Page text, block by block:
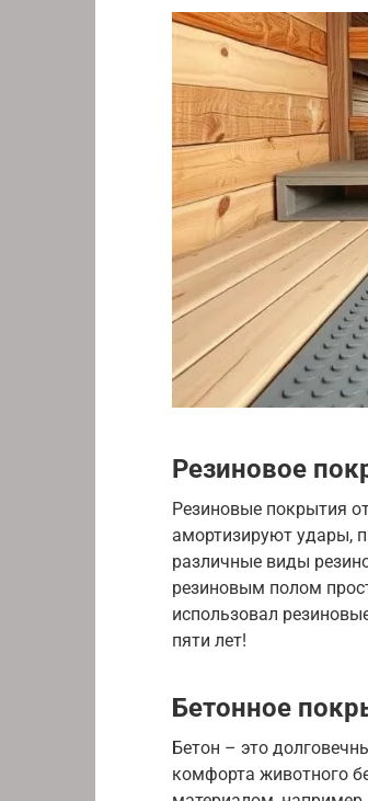
Резиновое
Резиновые покрытия
амортизируют удары,
различные виды
резиновым полом
использовал
пяти лет!
Бетонное
Бетон – это
комфорта животного